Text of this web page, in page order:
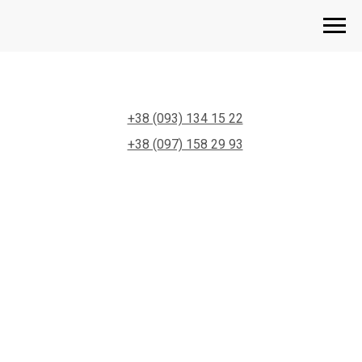
+38 (097) 158 29 93
+38 (093) 134 15 22